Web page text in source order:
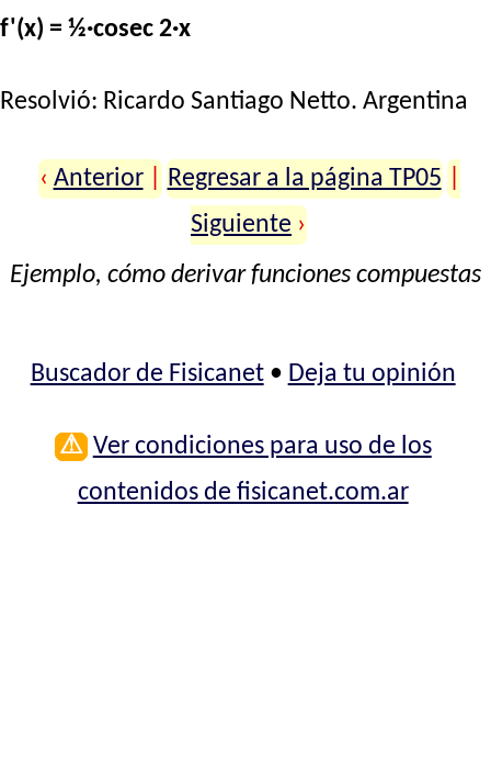
f'(x) = ½·cosec 2·x
Resolvió: Ricardo Santiago Netto. Argentina
‹ Anterior Regresar a la página TP05
Siguiente ›
Ejemplo, cómo derivar funciones compuestas
Buscador de Fisicanet• Deja tu opinión
⚠ Ver condiciones para uso de los
contenidos de fisicanet.com.ar